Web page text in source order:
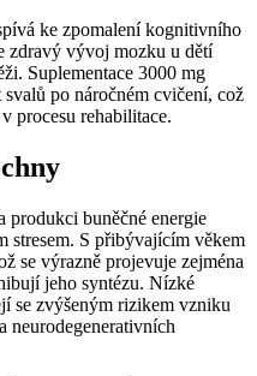
ke zpomalení kognitivního
zdravý vývoj mozku u dětí
Suplementace 3000 mg
po náročném cvičení, což
procesu rehabilitace.
buněčné energie
stresem. S přibývajícím věkem
se výrazně projevuje zejména
jeho syntézu. Nízké
se zvýšeným rizikem vzniku
neurodegenerativních